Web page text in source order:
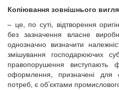
Копіювання зовнішнього
– це, по суті, відтворення
без зазначення власне
однозначно визначити
змішування господарюючих
правопорушення виступають
оформлення, призначені для
потреб, є об’єктами